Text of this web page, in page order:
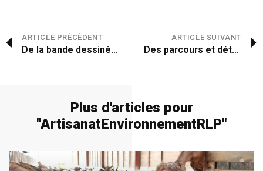
ARTICLE PRÉCÉDENT
De la bande dessinée à la manière préhistorique
ARTICLE SUIVANT
Des parcours et détours
Plus d'articles pour
"ArtisanatEnvironnementRLP"